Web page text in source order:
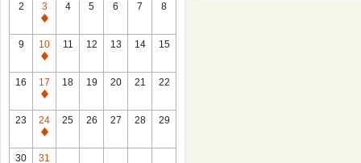
2
3
休
館
日
4 5 6 7 8
9
10
休
館
日
11 12 13 14 15
16
17
休
館
日
18 19 20 21 22
23
24
休
館
25 26 27 28 29
30
31